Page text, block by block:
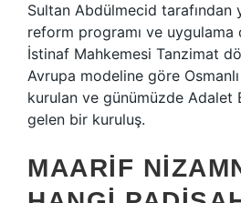
Sultan Abdülmecid tarafından
reform programı ve uygulama
İstinaf Mahkemesi Tanzimat
Avrupa modeline göre
kurulan ve günümüzde Adalet
gelen bir kuruluş.
MAARIF